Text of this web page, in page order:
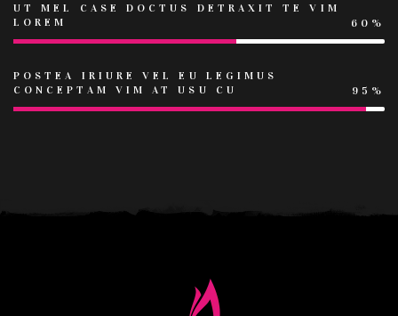
UT MEL CASE DOCTUS DETRAXIT TE VIM
LOREM
60%
POSTEA IRIURE VEL EU LEGIMUS
CONCEPTAM VIM AT USU CU
95%